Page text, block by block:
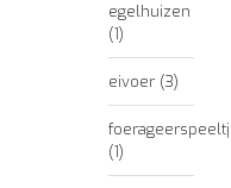
egelhuizen
(1)
eivoer (3)
(1)